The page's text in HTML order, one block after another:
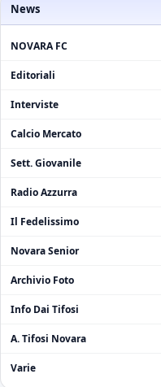
News
NOVARA FC
Editoriali
Interviste
Calcio Mercato
Sett. Giovanile
Radio Azzurra
Il Fedelissimo
Novara Senior
Archivio Foto
Info Dai Tifosi
A. Tifosi Novara
Varie